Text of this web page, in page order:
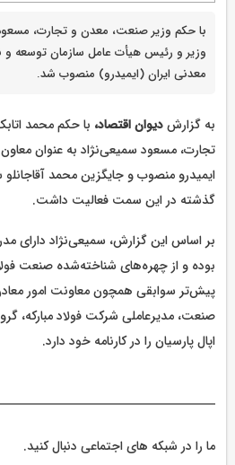
با حکم وزیر صنعت، معدن و تجارت،
وزیر و رئیس هیأت عامل سازمان توسعه و
معدنی ایران (ایمیدرو) منصوب شد.
به گزارشدیوان اقتصاد، با حکم محمد
تجارت، مسعود سمیعی‌نژاد به عنوان
ایمیدرو منصوب و جایگزین محمد آقاجانلو
گذشته در این سمت فعالیت داشت.
بر اساس این گزارش، سمیعی‌نژاد دارای
بوده و از چهره‌های شناخته‌شده صنعت
پیش‌تر سوابقی همچون معاونت امور
صنعت، مدیرعاملی شرکت فولاد مبارکه،
اپال پارسیان را در کارنامه خود دارد.
ما را در شبکه های اجتماعی دنبال کنید.